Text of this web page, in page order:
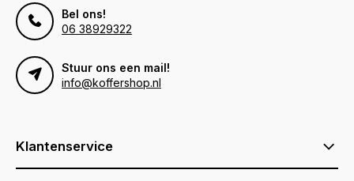
Bel ons!
06 38929322
Stuur ons een mail!
info@koffershop.nl
Klantenservice